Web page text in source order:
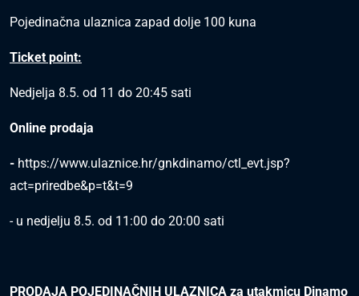
Pojedinačna ulaznica zapad dolje 100 kuna
Ticket point:
Nedjelja 8.5. od 11 do 20:45 sati
Online prodaja
- https://www.ulaznice.hr/gnkdinamo/ctl_evt.jsp?
act=priredbe&p=t&t=9
- u nedjelju 8.5. od 11:00 do 20:00 sati
PRODAJA POJEDINAČNIH ULAZNICA za utakmicu Dinamo